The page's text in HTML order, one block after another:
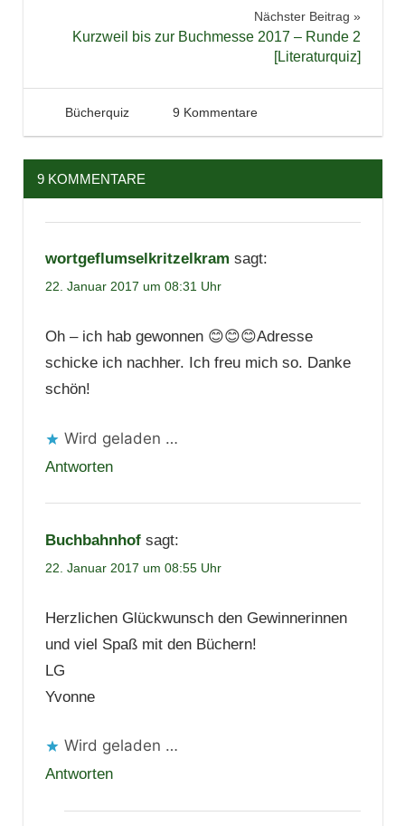
Nächster Beitrag
Kurzweil bis zur Buchmesse 2017 – Runde 2
[Literaturquiz]
22. Januar 2017
Tintenhain
Bücherquiz 9 Kommentare
9 KOMMENTARE
wortgeflumselkritzelkram sagt:
22. Januar 2017 um 08:31 Uhr
Oh – ich hab gewonnen 😊😊😊Adresse
schicke ich nachher. Ich freu mich so. Danke
schön!
Wird geladen …
Antworten
Buchbahnhof sagt:
22. Januar 2017 um 08:55 Uhr
Herzlichen Glückwunsch den Gewinnerinnen
und viel Spaß mit den Büchern!
LG
Yvonne
Wird geladen …
Antworten